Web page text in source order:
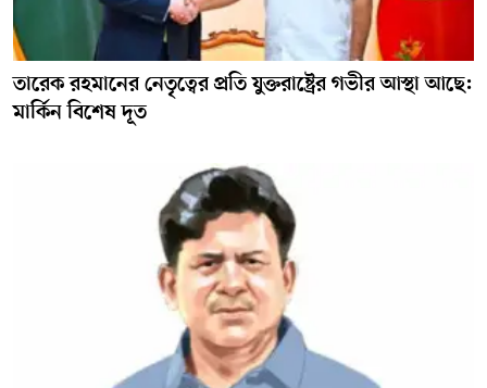
তারেক রহমানের নেতৃত্বের প্রতি যুক্তরাষ্ট্রের গভীর আস্থা আছে:
মার্কিন বিশেষ দূত